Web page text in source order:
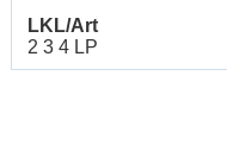
LKL/Art
2 3 4 LP